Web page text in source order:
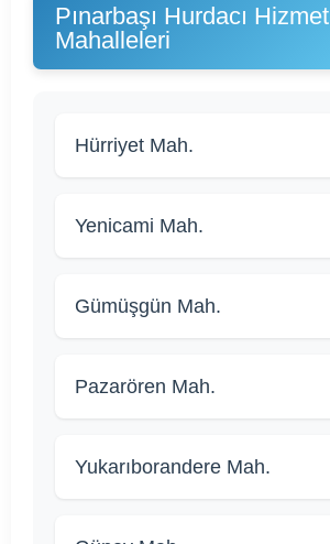
Pınarbaşı Hurdacı Hizmet
Mahalleleri
Hürriyet Mah.
Yenicami Mah.
Gümüşgün Mah.
Pazarören Mah.
Yukarıborandere Mah.